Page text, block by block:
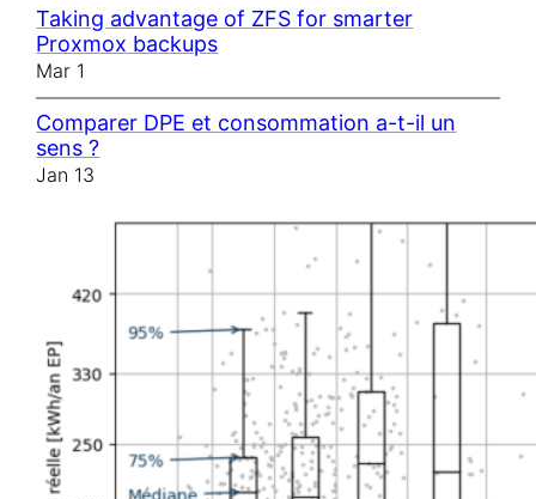
Taking advantage of ZFS for smarter
Proxmox backups
Mar 1
Comparer DPE et consommation a-t-il un
sens ?
Jan 13